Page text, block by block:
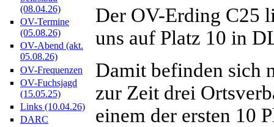
(08.04.26)
OV-Termine
(05.08.26)
OV-Abend (akt.
05.08.26)
OV-Frequenzen
OV-Fuchsjagd
(15.05.25)
Links (10.04.26)
DARC
Der OV-Erding C25
uns auf Platz 10 in
Damit befinden sich
zur Zeit drei
einem der ersten 10